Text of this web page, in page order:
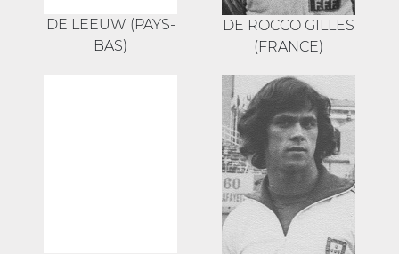
DE LEEUW (PAYS-
BAS)
DE ROCCO GILLES
(FRANCE)